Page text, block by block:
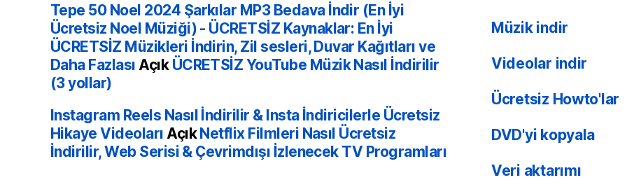
Tepe 50 Noel 2024 Şarkılar MP3 Bedava İndir (En İyi
Ücretsiz Noel Müziği) - ÜCRETSİZ Kaynaklar: En İyi
ÜCRETSİZ Müzikleri İndirin, Zil sesleri, Duvar Kağıtları ve
Daha Fazlası Açık ÜCRETSİZ YouTube Müzik Nasıl İndirilir
(3 yollar)
Instagram Reels Nasıl İndirilir & Insta İndiricilerle Ücretsiz
Hikaye Videoları AçıkNetflix Filmleri Nasıl Ücretsiz
İndirilir, Web Serisi & Çevrimdışı İzlenecek TV Programları
Müzik indir
Videolar indir
Ücretsiz Howto'lar
DVD'yi kopyala
Veri aktarımı